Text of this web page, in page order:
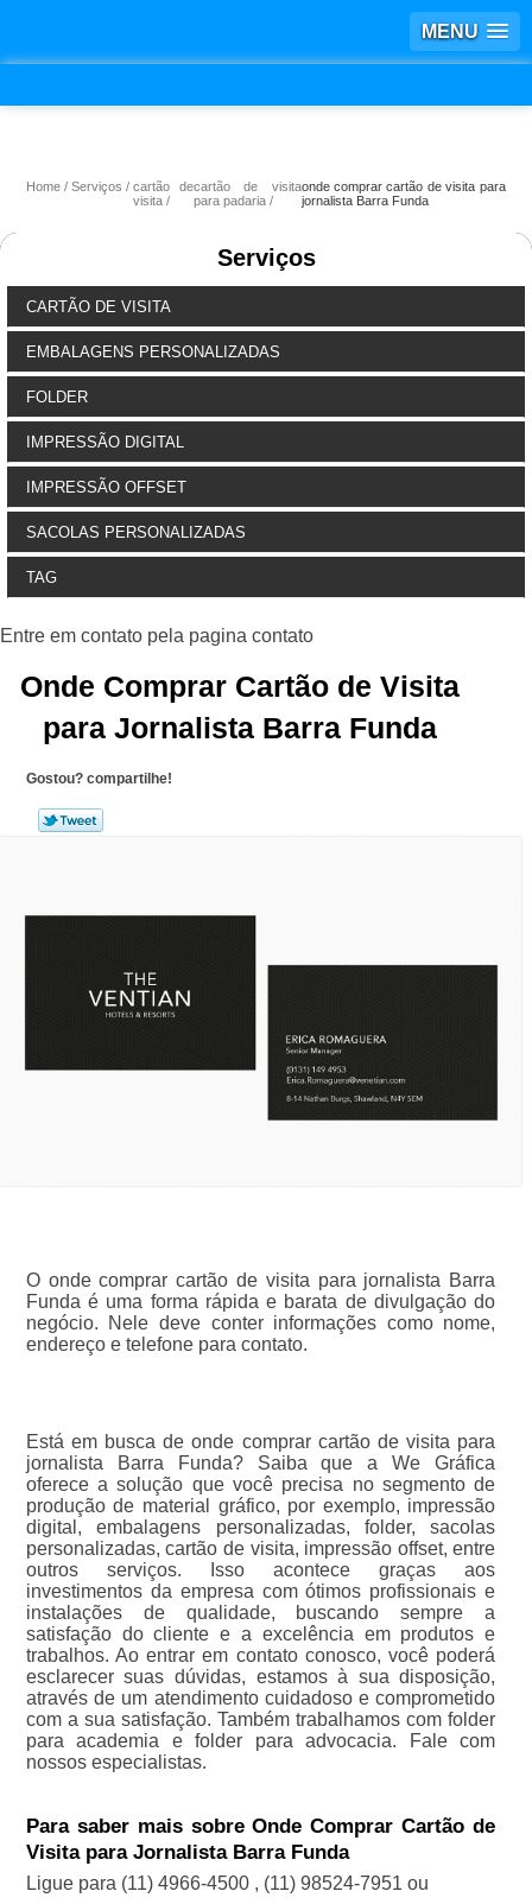
MENU
Home Serviços
cartão de
visita
cartão de visita
para padaria
onde comprar cartão de visita para
jornalista Barra Funda
Serviços
CARTÃO DE VISITA
EMBALAGENS PERSONALIZADAS
FOLDER
IMPRESSÃO DIGITAL
IMPRESSÃO OFFSET
SACOLAS PERSONALIZADAS
TAG
Onde Comprar Cartão de Visita
para Jornalista Barra Funda
Gostou? compartilhe!
O onde comprar cartão de visita para jornalista Barra
Funda é uma forma rápida e barata de divulgação do
negócio. Nele deve conter informações como nome,
endereço e telefone para contato.
Está em busca de onde comprar cartão de visita para
jornalista Barra Funda? Saiba que a We Gráfica
oferece a solução que você precisa no segmento de
produção de material gráfico, por exemplo, impressão
digital, embalagens personalizadas, folder, sacolas
personalizadas, cartão de visita, impressão offset, entre
outros serviços. Isso acontece graças aos
investimentos da empresa com ótimos profissionais e
instalações de qualidade, buscando sempre a
satisfação do cliente e a excelência em produtos e
trabalhos. Ao entrar em contato conosco, você poderá
esclarecer suas dúvidas, estamos à sua disposição,
através de um atendimento cuidadoso e comprometido
com a sua satisfação. Também trabalhamos com folder
para academia e folder para advocacia. Fale com
nossos especialistas.
Para saber mais sobre Onde Comprar Cartão de
Visita para Jornalista Barra Funda
Ligue para (11) 4966-4500 , (11) 98524-7951 ou